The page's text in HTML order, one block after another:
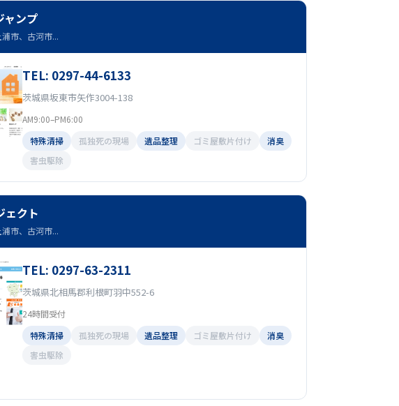
ャンプ
市、古河市...
TEL: 0297-44-6133
茨城県坂東市矢作3004-138
AM9:00–PM6:00
特殊清掃
孤独死の現場 遺品整理 ゴミ屋敷片付け
消臭
害虫駆除
ェクト
市、古河市...
TEL: 0297-63-2311
茨城県北相馬郡利根町羽中552-6
24時間受付
特殊清掃
孤独死の現場 遺品整理 ゴミ屋敷片付け
消臭
害虫駆除